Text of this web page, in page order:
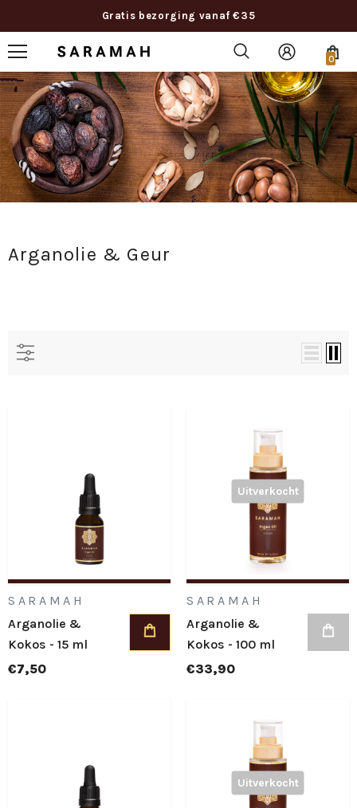
Gratis bezorging vanaf €35
0
Arganolie & Geur
SARAMAH
Arganolie &
Kokos - 15 ml
€7,50
Uitverkocht
SARAMAH
Arganolie &
Kokos - 100 ml
€33,90
Uitverkocht